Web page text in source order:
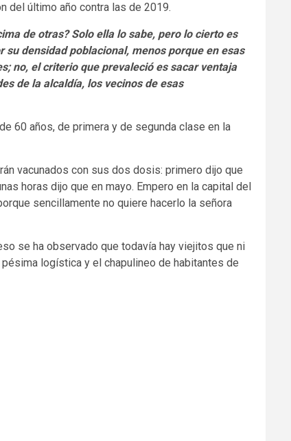
del último año contra las de 2019.
de otras? Solo ella lo sabe, pero lo cierto es
densidad poblacional, menos porque en esas
no, el criterio que prevaleció es sacar ventaja
de la alcaldía, los vecinos de esas
60 años, de primera y de segunda clase en la
vacunados con sus dos dosis: primero dijo que
horas dijo que en mayo. Empero en la capital del
sencillamente no quiere hacerlo la señora
se ha observado que todavía hay viejitos que ni
logística y el chapulineo de habitantes de